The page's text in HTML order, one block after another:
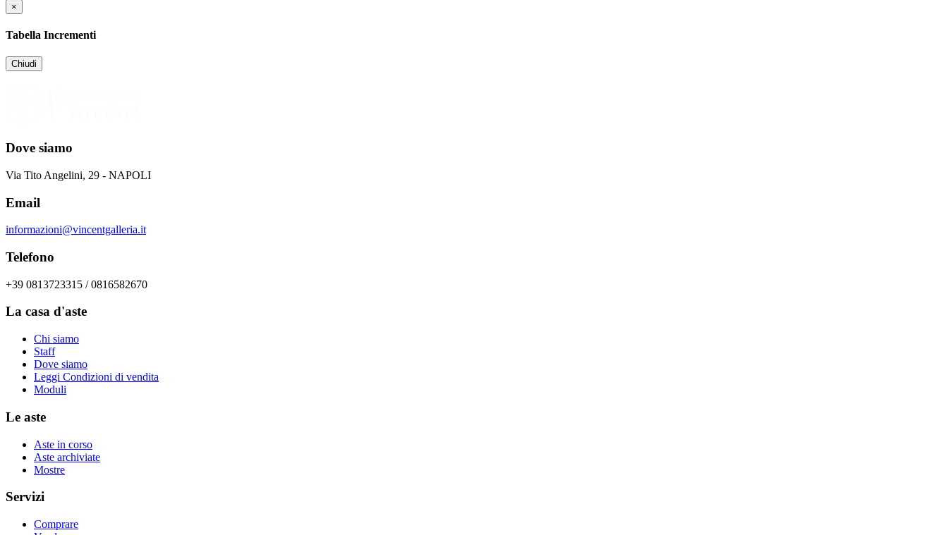
×
Tabella Incrementi
Chiudi
Dove siamo
Via Tito Angelini, 29 - NAPOLI
Email
informazioni@vincentgalleria.it
Telefono
+39 0813723315 / 0816582670
La casa d'aste
Chi siamo
Staff
Dove siamo
Leggi Condizioni di vendita
Moduli
Le aste
Aste in corso
Aste archiviate
Mostre
Servizi
Comprare